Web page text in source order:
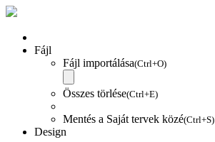
Fájl
Fájl importálása(Ctrl+O)
Összes törlése(Ctrl+E)
Mentés a Saját tervek közé(Ctrl+S)
Design